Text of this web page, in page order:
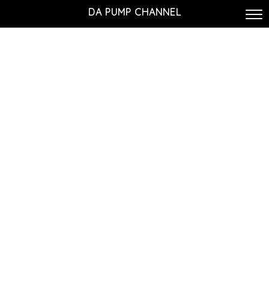
DA PUMP CHANNEL